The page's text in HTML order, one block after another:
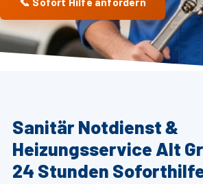
Sanitär Notdienst &
Heizungsservice Alt
24 Stunden